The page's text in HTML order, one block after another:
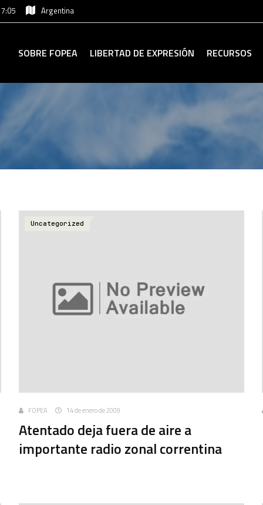
Argentina
SOBRE FOPEA LIBERTAD DE EXPRESIÓN RECURSOS
Uncategorized
FOPEA 14 de enero de 2009
Atentado deja fuera de aire a
importante radio zonal correntina